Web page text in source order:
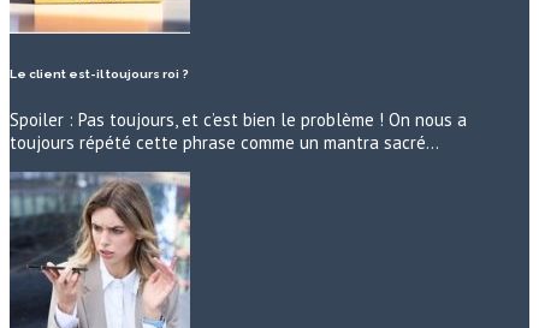
Le client est-il toujours roi ?
Spoiler : Pas toujours, et c’est bien le problème ! On nous a
toujours répété cette phrase comme un mantra sacré…